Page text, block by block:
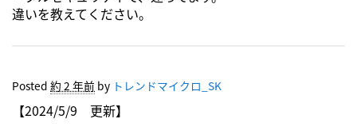
違いを教えてください。
Posted 約 2 年前 by トレンドマイクロ_SK
【2024/5/9 更新】